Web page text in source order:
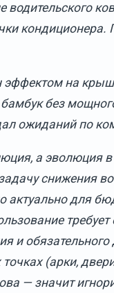
водительского
кондиционера.
эффектом на
бамбук без
ожиданий по
а эволюция в
снижения
актуально для
и
(арки,
— значит